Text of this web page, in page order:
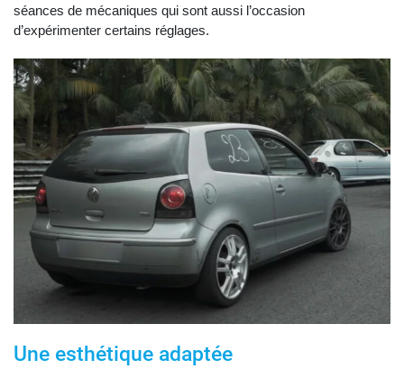
séances de mécaniques qui sont aussi l’occasion
d’expérimenter certains réglages.
Une esthétique adaptée